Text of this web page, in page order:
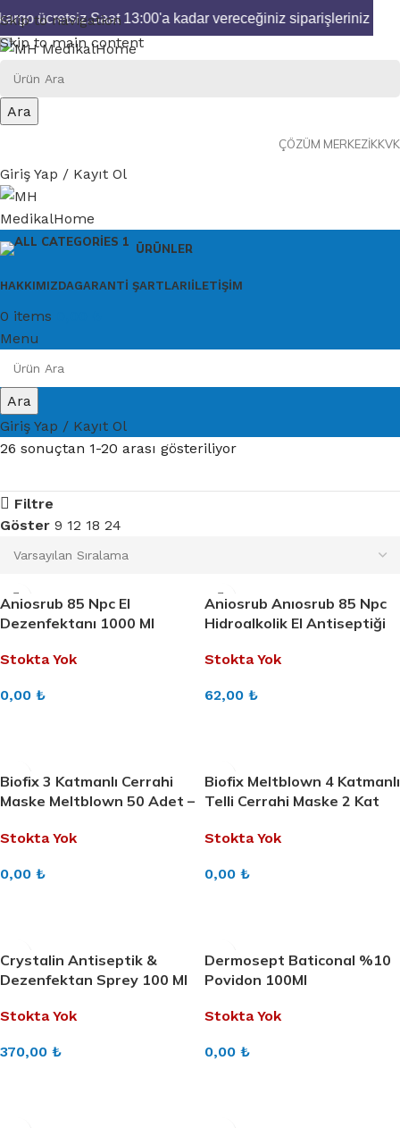
Skip to navigation
Skip to main content
Ara
ÇÖZÜM MERKEZIKKVK
Giriş Yap / Kayıt Ol
ÜRÜNLER
HAKKIMIZDAGARANTI ŞARTLARIİLETIŞIM
0 items
Menu
Ara
Giriş Yap / Kayıt Ol
26 sonuçtan 1-20 arası gösteriliyor
Filtre
Göster 9 12 18 24
Aniosrub 85 Npc El
Dezenfektanı 1000 Ml
Stokta Yok
0,00 ₺
Aniosrub Anıosrub 85 Npc
Hidroalkolik El Antiseptiği
Stokta Yok
62,00 ₺
Biofix 3 Katmanlı Cerrahi
Maske Meltblown 50 Adet –
Stokta Yok
0,00 ₺
Biofix Meltblown 4 Katmanlı
Telli Cerrahi Maske 2 Kat
Adet) 3 Paket 50’Li
Stokta Yok
0,00 ₺
Crystalin Antiseptik &
Dezenfektan Sprey 100 Ml
Stokta Yok
370,00 ₺
Dermosept Baticonal %10
Povidon 100Ml
Stokta Yok
0,00 ₺
ücretsiz.Saat 13:00'a kadar vereceğiniz siparişleriniz aynı